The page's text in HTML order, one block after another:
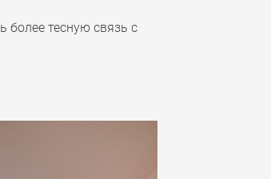
более тесную связь с